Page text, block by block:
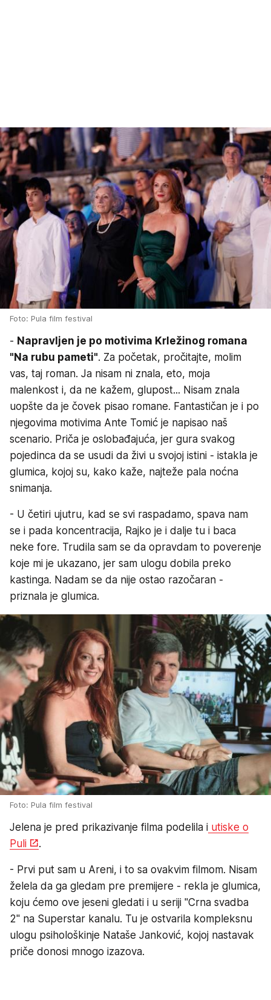
Foto: Pula film festival
- Napravljen je po motivima Krležinog romana
"Na rubu pameti". Za početak, pročitajte, molim
vas, taj roman. Ja nisam ni znala, eto, moja
malenkost i, da ne kažem, glupost... Nisam znala
uopšte da je čovek pisao romane. Fantastičan je i po
njegovima motivima Ante Tomić je napisao naš
scenario. Priča je oslobađajuća, jer gura svakog
pojedinca da se usudi da živi u svojoj istini - istakla je
glumica, kojoj su, kako kaže, najteže pala noćna
snimanja.
- U četiri ujutru, kad se svi raspadamo, spava nam
se i pada koncentracija, Rajko je i dalje tu i baca
neke fore. Trudila sam se da opravdam to poverenje
koje mi je ukazano, jer sam ulogu dobila preko
kastinga. Nadam se da nije ostao razočaran -
priznala je glumica.
Foto: Pula film festival
Jelena je pred prikazivanje filma podelila i utiske o
Puli
.
- Prvi put sam u Areni, i to sa ovakvim filmom. Nisam
želela da ga gledam pre premijere - rekla je glumica,
koju ćemo ove jeseni gledati i u seriji "Crna svadba
2" na Superstar kanalu. Tu je ostvarila kompleksnu
ulogu psihološkinje Nataše Janković, kojoj nastavak
priče donosi mnogo izazova.